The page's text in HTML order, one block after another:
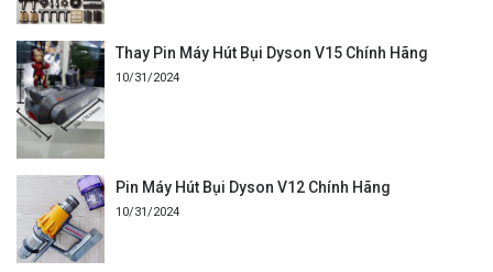
Thay Pin Máy Hút Bụi Dyson V15 Chính Hãng
10/31/2024
Pin Máy Hút Bụi Dyson V12 Chính Hãng
10/31/2024